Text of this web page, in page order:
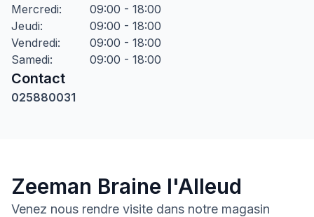
Mercredi:
09:00 - 18:00
Jeudi:
09:00 - 18:00
Vendredi:
09:00 - 18:00
Samedi: 09:00 - 18:00
Contact
025880031
Zeeman Braine l'Alleud
Venez nous rendre visite dans notre magasin